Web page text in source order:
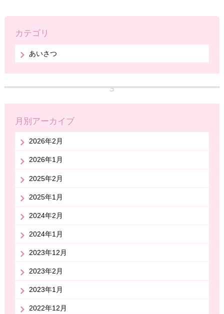
カテゴリ
あいさつ
月別アーカイブ
2026年2月
2026年1月
2025年2月
2025年1月
2024年2月
2024年1月
2023年12月
2023年2月
2023年1月
2022年12月